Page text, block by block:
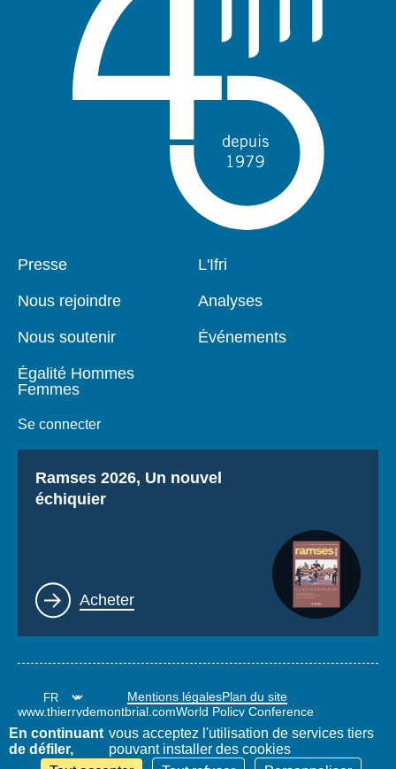
Pied
Presse
Nous rejoindre
Nous soutenir
Égalité Hommes
Femmes
Se connecter
Navigation
L'Ifri
Analyses
Événements
Titre
Ramses 2026, Un nouvel
échiquier
Lien
Acheter
Mentions légalesPlan du site
www.thierrydemontbrial.comWorld Policy Conference
En continuant
de défiler,
vous acceptez l'utilisation de services tiers
pouvant installer des cookies